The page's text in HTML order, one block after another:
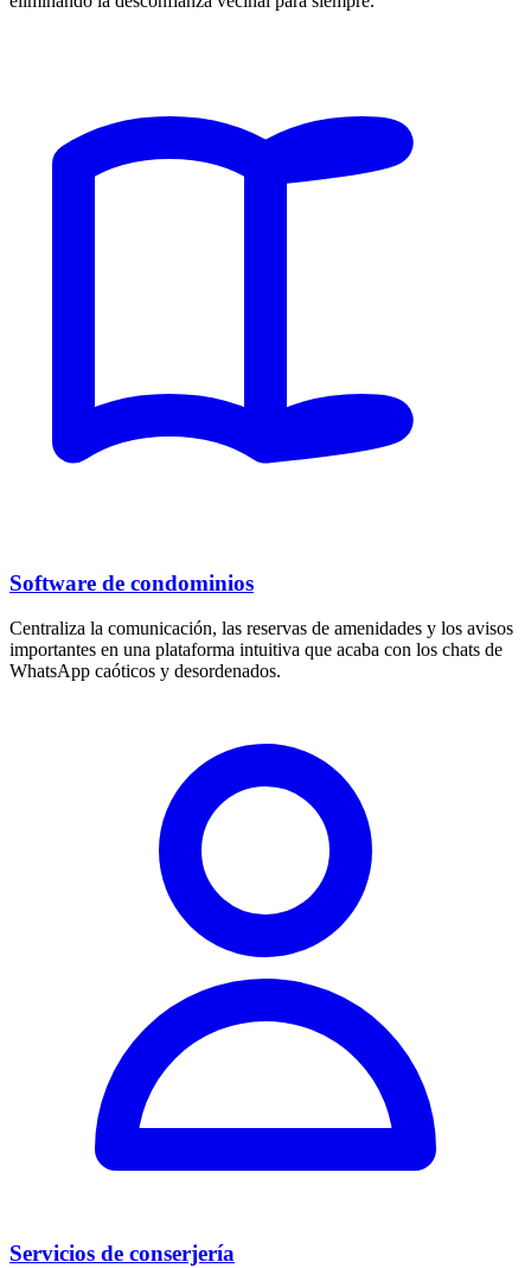
Software de condominios
Centraliza la comunicación, las reservas de amenidades y los avisos
importantes en una plataforma intuitiva que acaba con los chats de
WhatsApp caóticos y desordenados.
Servicios de conserjería